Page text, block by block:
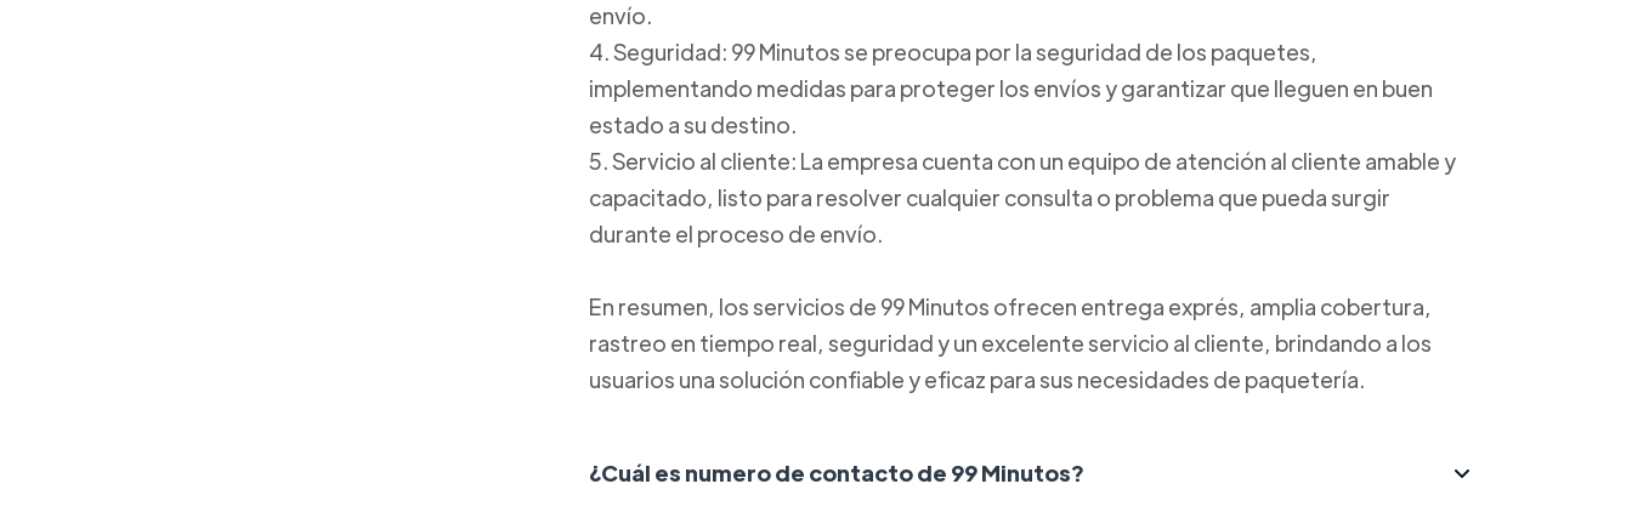
envío.
4. Seguridad: 99 Minutos se preocupa por la seguridad de los paquetes,
implementando medidas para proteger los envíos y garantizar que lleguen en buen
estado a su destino.
5. Servicio al cliente: La empresa cuenta con un equipo de atención al cliente amable y
capacitado, listo para resolver cualquier consulta o problema que pueda surgir
durante el proceso de envío.
En resumen, los servicios de 99 Minutos ofrecen entrega exprés, amplia cobertura,
rastreo en tiempo real, seguridad y un excelente servicio al cliente, brindando a los
usuarios una solución confiable y eficaz para sus necesidades de paquetería.
¿Cuál es numero de contacto de 99 Minutos?